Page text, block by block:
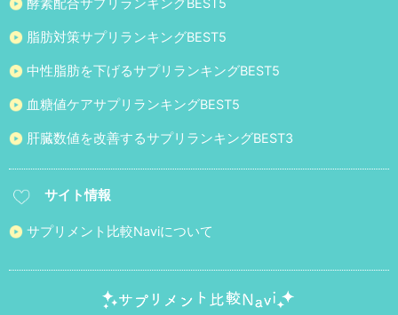
酵素配合サプリランキングBEST5
脂肪対策サプリランキングBEST5
中性脂肪を下げるサプリランキングBEST5
血糖値ケアサプリランキングBEST5
肝臓数値を改善するサプリランキングBEST3
サイト情報
サプリメント比較Naviについて